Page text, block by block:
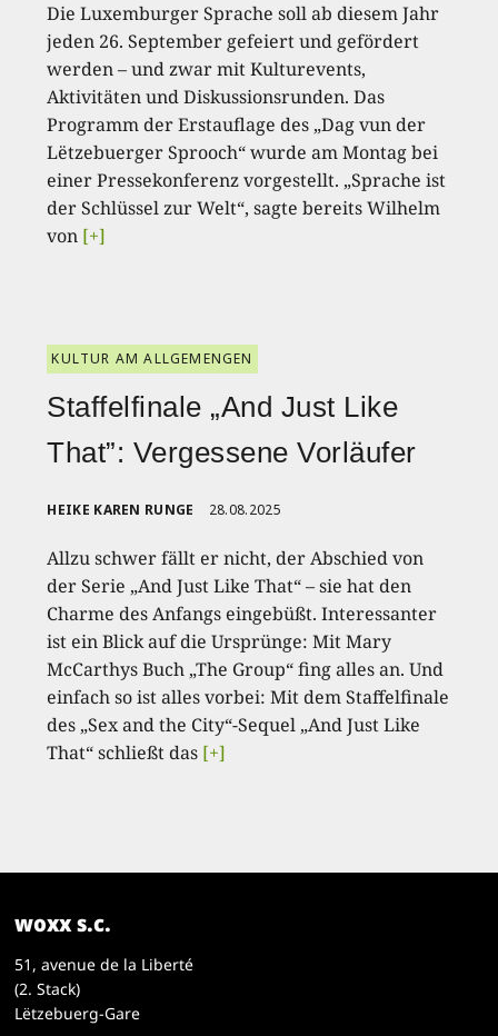
Die Luxemburger Sprache soll ab diesem Jahr
jeden 26. September gefeiert und gefördert
werden – und zwar mit Kulturevents,
Aktivitäten und Diskussionsrunden. Das
Programm der Erstauflage des „Dag vun der
Lëtzebuerger Sprooch“ wurde am Montag bei
einer Pressekonferenz vorgestellt. „Sprache ist
der Schlüssel zur Welt“, sagte bereits Wilhelm
von [+]
KULTUR AM ALLGEMENGEN
Staffelfinale „And Just Like
That”: Vergessene Vorläufer
HEIKE KAREN RUNGE 28.08.2025
Allzu schwer fällt er nicht, der Abschied von
der Serie „And Just Like That“ – sie hat den
Charme des Anfangs eingebüßt. Interessanter
ist ein Blick auf die Ursprünge: Mit Mary
McCarthys Buch „The Group“ fing alles an. Und
einfach so ist alles vorbei: Mit dem Staffelfinale
des „Sex and the City“-Sequel „And Just Like
That“ schließt das [+]
woxx s.c.
51, avenue de la Liberté
(2. Stack)
Lëtzebuerg-Gare